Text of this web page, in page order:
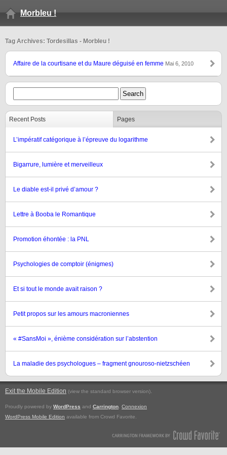
Morbleu !
Tag Archives: Tordesillas - Morbleu !
Affaire de la courtisane et du Maure déguisé en femme Mai 6, 2010
Recent Posts Pages
L’impératif catégorique à l’épreuve du logarithme
Bigarrure, lumière et merveilleux
Le diable est-il privé d’amour ?
Lettre à Booba le Romantique
Promotion éhontée : la PNL
Psychologies de comptoir (énigmes)
Et si tout le monde avait raison ?
Petit propos sur les amours macroniennes
« #SansMoi », énième considération sur l’abstention
La maladie des psychologues – fragment gnouroso-nietzschéen
Exit the Mobile Edition (view the standard browser version).
Proudly powered by WordPress and Carrington Connexion
WordPress Mobile Edition available from Crowd Favorite.